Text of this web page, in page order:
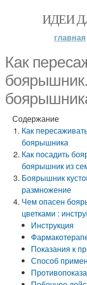
ИДЕИ
главная
Как
Содержание
Как
боярышника
Как посадить
боярышник из
Боярышник
размножение
Чем опасен
цветками :
Инструкция
Показания к
Способ